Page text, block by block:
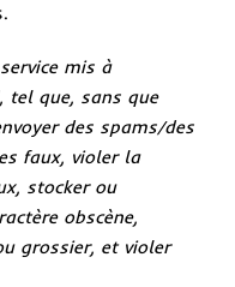
mis à
que, sans que
des spams/des
faux, violer la
stocker ou
obscène,
grossier, et violer